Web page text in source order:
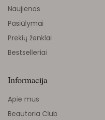
Naujienos
Pasiūlymai
Prekių ženklai
Bestselleriai
Informacija
Apie mus
Beautoria Club